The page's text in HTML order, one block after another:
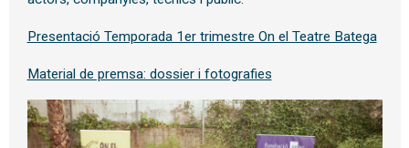
Presentació Temporada 1er trimestre On el Teatre Batega
Material de premsa: dossier i fotografies